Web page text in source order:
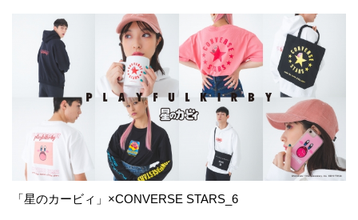
「星のカービィ」×CONVERSE STARS_6